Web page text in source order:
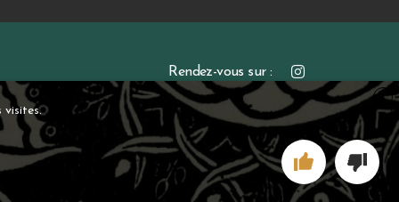
Rendez-vous sur :
X
visites.